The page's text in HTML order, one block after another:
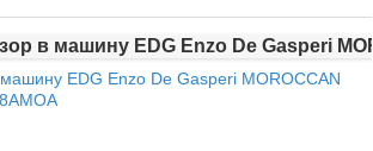
EDG Enzo De Gasperi MOROCCAN